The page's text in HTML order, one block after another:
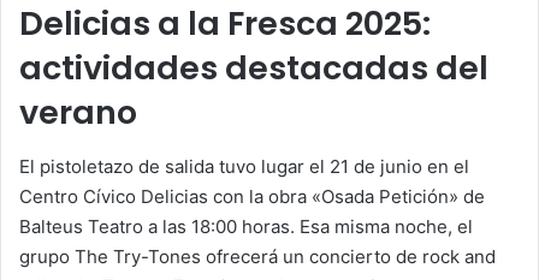
Delicias a la Fresca 2025:
actividades destacadas del
verano
El pistoletazo de salida tuvo lugar el 21 de junio en el
Centro Cívico Delicias con la obra «Osada Petición» de
Balteus Teatro a las 18:00 horas. Esa misma noche, el
grupo The Try-Tones ofrecerá un concierto de rock and